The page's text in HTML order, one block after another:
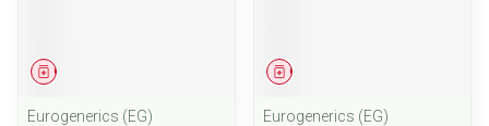
Geneesmiddel
Eurogenerics (EG)
Geneesmiddel
Eurogenerics (EG)